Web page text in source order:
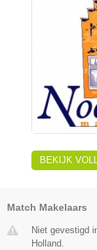
BEKIJK
Match Makelaars
Niet gevestigd
Holland.